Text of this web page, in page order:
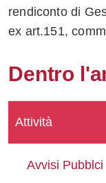
rendiconto di
ex art.151,
Dentro
Attività
Avvisi Pubblci